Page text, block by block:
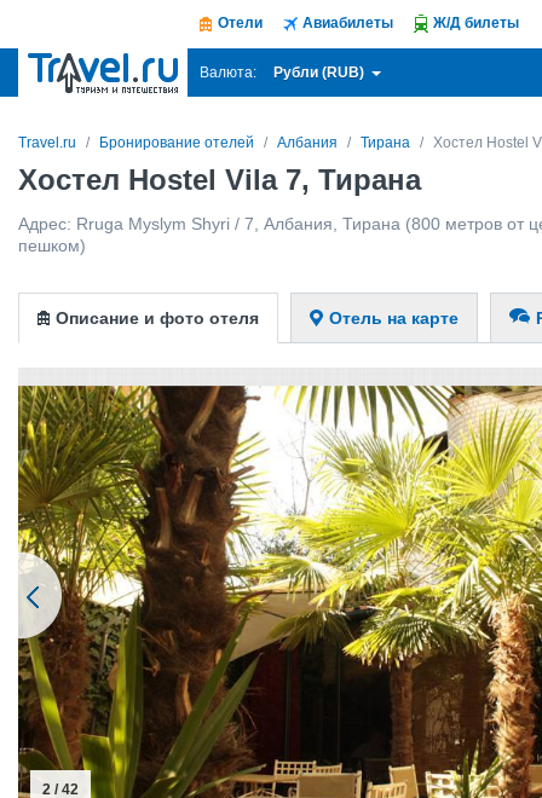
Отели Авиабилеты Ж/Д билеты
Валюта: Рубли (RUB)
Travel.ru Бронирование отелей Албания Тирана Хостел Hostel
Хостел Hostel Vila 7, Тирана
Адрес: Rruga Myslym Shyri / 7 Албания Тирана (800 метров от
пешком)
Описание и фото отеля Отель на карте
2 / 42